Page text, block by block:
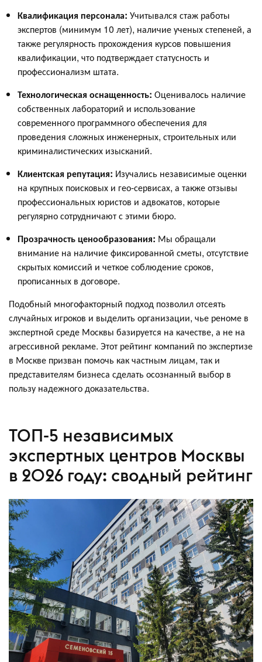
Квалификация персонала: Учитывался стаж работы
экспертов (минимум 10 лет), наличие ученых степеней, а
также регулярность прохождения курсов повышения
квалификации, что подтверждает статусность и
профессионализм штата.
Технологическая оснащенность: Оценивалось наличие
собственных лабораторий и использование
современного программного обеспечения для
проведения сложных инженерных, строительных или
криминалистических изысканий.
Клиентская репутация: Изучались независимые оценки
на крупных поисковых и гео-сервисах, а также отзывы
профессиональных юристов и адвокатов, которые
регулярно сотрудничают с этими бюро.
Прозрачность ценообразования: Мы обращали
внимание на наличие фиксированной сметы, отсутствие
скрытых комиссий и четкое соблюдение сроков,
прописанных в договоре.
Подобный многофакторный подход позволил отсеять
случайных игроков и выделить организации, чье реноме в
экспертной среде Москвы базируется на качестве, а не на
агрессивной рекламе. Этот рейтинг компаний по экспертизе
в Москве призван помочь как частным лицам, так и
представителям бизнеса сделать осознанный выбор в
пользу надежного доказательства.
ТОП-5 независимых
экспертных центров Москвы
в 2026 году: сводный рейтинг